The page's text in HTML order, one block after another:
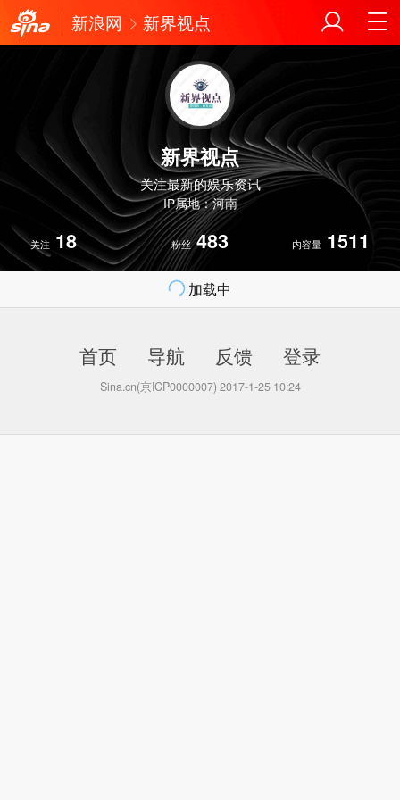
新浪网 新界视点
新界视点
关注最新的娱乐资讯
IP属地：河南
关注 18 粉丝 483 内容量 1511
加载中
首页 导航 反馈 登录
Sina.cn(京ICP0000007) 2017-1-25 10:24